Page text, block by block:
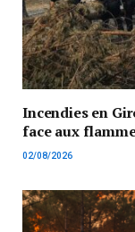
Incendies en
face aux
02/08/2026